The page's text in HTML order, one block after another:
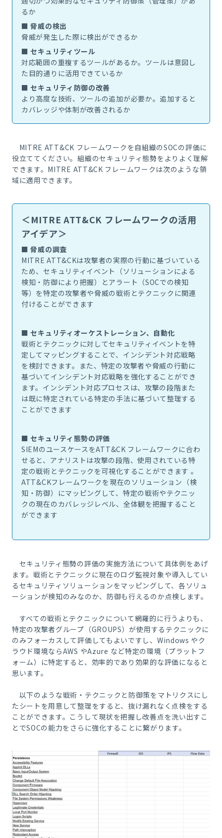
るか
■ 脅威の検出
脅威が発生した際に検出ができるか
■ セキュリティツール
対応範囲の重複するツールがあるか。ツールは意図し
た目的通りに活用できているか
■ セキュリティ防御の改善
より高度な技術、ツールの追加が必要か。追加すると
カバレッジや体制が改善されるか
MITRE ATT&CK フレームワークを自組織のSOCの評価に
役立ててください。組織のセキュリティ態勢をよりよく理解
できます。 MITRE ATT&CK フレームワークは次のような領
域に適用できます。
＜MITRE ATT&CK フレームワークの活用
アイデア＞
■ 脅威の調査
MITRE ATT&CKは攻撃者の実際の行動に基づいている
ため、セキュリティイベント（ソリューションによる
検知・防御により把握）とアラート（SOCでの検知
等）を特定の攻撃者や脅威の戦術とテクニックに関連
付けることができます
■ セキュリティオーケストレーション、自動化
戦術とテクニックに対してセキュリティイベントを特
定してマッピングすることで、インシデント対応戦略
を検討できます。また、特定の攻撃者や脅威の行動に
基づいてインシデント対応戦略を強化することができ
ます。インシデント対応プロセスは、攻撃の段階また
は既に特定されている特定の手法に基づいて整理する
ことができます
■ セキュリティ態勢の評価
SIEMのユースケースをATT&CK フレームワークに合わ
せると、アナリストは攻撃の段階、使用されている特
定の戦術とテクニックを可視化することができます 。
ATT&CKフレームワークを現在のソリューション（検
知・防御）にマッピングして、特定の戦術やテクニッ
クの現在のカバレッジレベル、全体観を把握すること
ができます
セキュリティ態勢の評価の実施方法について具体例をあげ
ます。戦術とテクニックに現在のログ監視対象や導入してい
るセキュリティソリューションをマッピングして、各ソリュ
ーションが検知のみなのか、防御も行えるのか点検します。
すべての戦術とテクニックについて網羅的に行うよりも、
特定の攻撃者グループ（GROUPS）が使用するテクニックに
のみフォーカスして評価してもよいですし、 Windows やク
ラウド環境ならAWS やAzure など特定の環境（プラットフ
ォーム）に特定すると、効率的であり効果的な評価になると
思います。
以下のような戦術・テクニックと防御策をマトリクスにし
たシートを用意して整理をすると、抜け漏れなく点検をする
ことができます。こうして現状を把握し改善点を洗い出すこ
とでSOCの能力をさらに強化することに繋がります。